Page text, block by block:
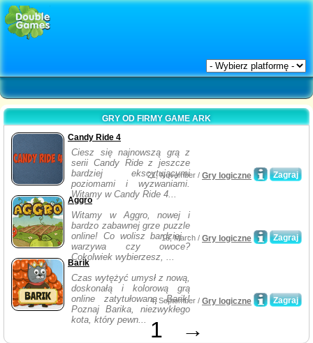
GRY OD FIRMY GAME ARK
Candy Ride 4
Ciesz się najnowszą grą z
serii Candy Ride z jeszcze
bardziej ekscytującymi
poziomami i wyzwaniami.
Witamy w Candy Ride 4...
Zagraj
21, November / Gry logiczne
Aggro
Witamy w Aggro, nowej i
bardzo zabawnej grze puzzle
online! Co wolisz bardziej -
warzywa czy owoce?
Cokolwiek wybierzesz, ...
Zagraj
18, March / Gry logiczne
Barik
Czas wytężyć umysł z nową,
doskonałą i kolorową grą
online zatytułowaną Barik!
Poznaj Barika, niezwykłego
kota, który pewn...
Zagraj
4, September / Gry logiczne
1 →